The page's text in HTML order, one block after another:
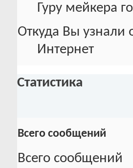
Гуру мейкера
Откуда Вы узнали
Интернет
Статистика
Всего сообщений
Всего сообщений